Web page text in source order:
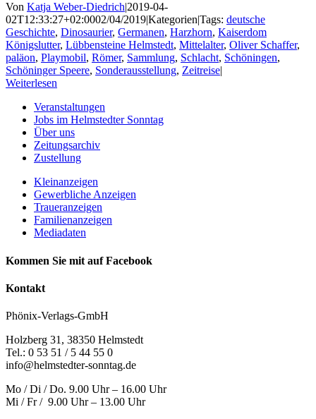
Von Katja Weber-Diedrich|2019-04-
02T12:33:27+02:0002/04/2019|Kategorien|Tags: deutsche
Geschichte, Dinosaurier, Germanen, Harzhorn, Kaiserdom
Königslutter, Lübbensteine Helmstedt, Mittelalter, Oliver Schaffer,
paläon, Playmobil, Römer, Sammlung, Schlacht, Schöningen,
Schöninger Speere, Sonderausstellung, Zeitreise|
Weiterlesen
Veranstaltungen
Jobs im Helmstedter Sonntag
Über uns
Zeitungsarchiv
Zustellung
Kleinanzeigen
Gewerbliche Anzeigen
Traueranzeigen
Familienanzeigen
Mediadaten
Kommen Sie mit auf Facebook
Kontakt
Phönix-Verlags-GmbH
Holzberg 31, 38350 Helmstedt
Tel.: 0 53 51 / 5 44 55 0
info@helmstedter-sonntag.de
Mo / Di / Do. 9.00 Uhr – 16.00 Uhr
Mi / Fr / 9.00 Uhr – 13.00 Uhr